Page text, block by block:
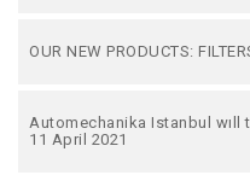
OUR NEW PRODUCTS:
Automechanika Istanbul wıll
11 April 2021